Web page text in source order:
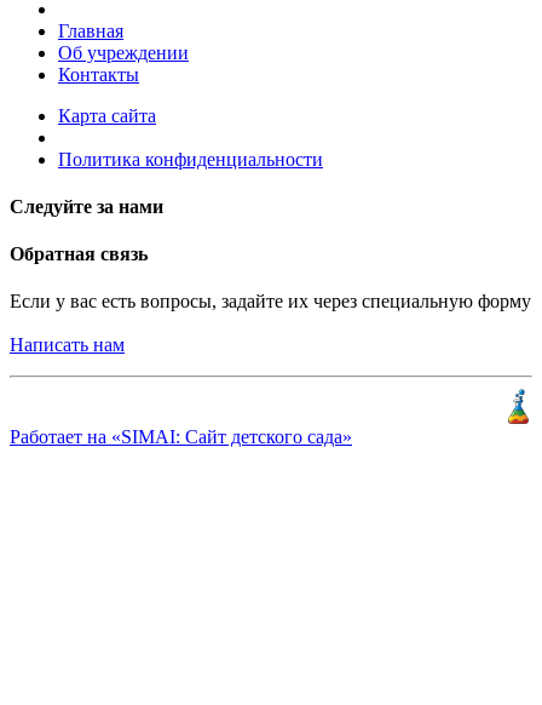
Главная
Об учреждении
Контакты
Карта сайта
Политика конфиденциальности
Следуйте за нами
Обратная связь
Если у вас есть вопросы, задайте их через специальную форму
Написать нам
Работает на «SIMAI: Сайт детского сада»